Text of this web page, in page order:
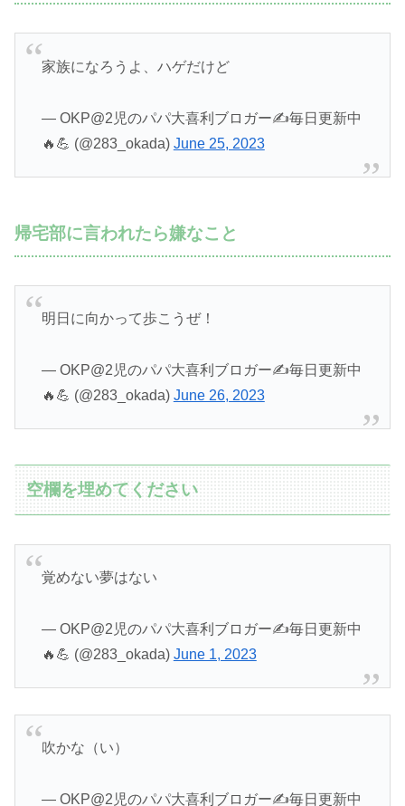
家族になろうよ、ハゲだけど
— OKP@2児のパパ大喜利ブロガー✍️毎日更新中
🔥💪 (@283_okada) June 25, 2023
帰宅部に言われたら嫌なこと
明日に向かって歩こうぜ！
— OKP@2児のパパ大喜利ブロガー✍️毎日更新中
🔥💪 (@283_okada) June 26, 2023
空欄を埋めてください
覚めない夢はない
— OKP@2児のパパ大喜利ブロガー✍️毎日更新中
🔥💪 (@283_okada) June 1, 2023
吹かな（い）
— OKP@2児のパパ大喜利ブロガー✍️毎日更新中